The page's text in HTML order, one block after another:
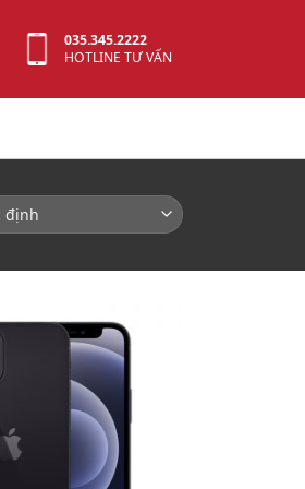
035.345.2222
HOTLINE TƯ VẤN